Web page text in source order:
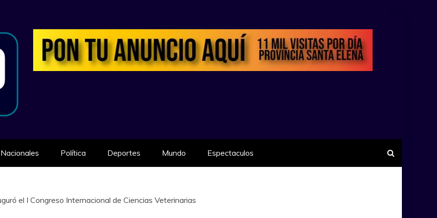
Nacionales Política Deportes Mundo Espectaculos
el I Congreso Internacional de Ciencias Veterinarias